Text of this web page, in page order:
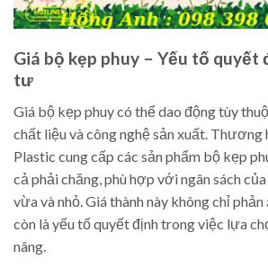
Giá bộ kẹp phuy – Yếu tố quyết
tư
Giá bộ kẹp phuy có thể dao động tùy
chất liệu và công nghệ sản xuất. Thương
Plastic cung cấp các sản phẩm bộ kẹp
cả phải chăng, phù hợp với ngân sách
vừa và nhỏ. Giá thành này không chỉ
còn là yếu tố quyết định trong việc lựa
nâng.